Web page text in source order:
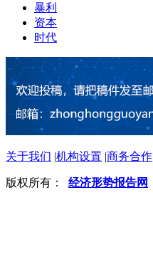
暴利
资本
时代
关于我们 |机构设置 |商务合作
版权所有： 经济形势报告网